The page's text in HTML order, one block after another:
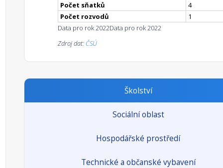
Počet sňatků
4
Počet rozvodů
1
Data pro rok 2022Data pro rok 2022
Zdroj dat: ČSÚ
Školství
Sociální oblast
Hospodářské prostředí
Technické a občanské vybavení